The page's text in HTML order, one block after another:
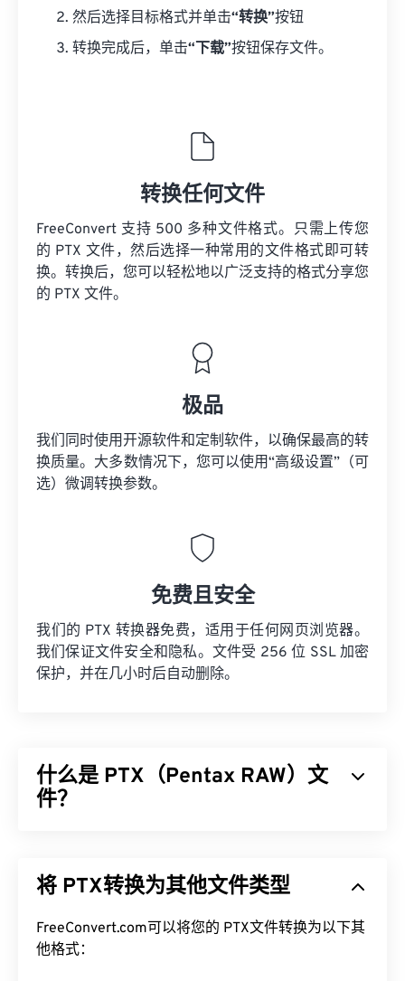
然后选择目标格式并单击“转换”按钮
转换完成后，单击“下载”按钮保存文件。
转换任何文件
FreeConvert 支持 500 多种文件格式。只需上传您
的 PTX 文件，然后选择一种常用的文件格式即可转
换。转换后，您可以轻松地以广泛支持的格式分享您
的 PTX 文件。
极品
我们同时使用开源软件和定制软件，以确保最高的转
换质量。大多数情况下，您可以使用“高级设置”（可
选）微调转换参数。
免费且安全
我们的 PTX 转换器免费，适用于任何网页浏览器。
我们保证文件安全和隐私。文件受 256 位 SSL 加密
保护，并在几小时后自动删除。
什么是 PTX（Pentax RAW）文
件？
用 RAW 图像可以获得高质量的图像、恢复信息的能
如何打开 PTX 文件？
将 PTX转换为其他文件类型
FreeConvert.com可以将您的 PTX文件转换为以下其
他格式：